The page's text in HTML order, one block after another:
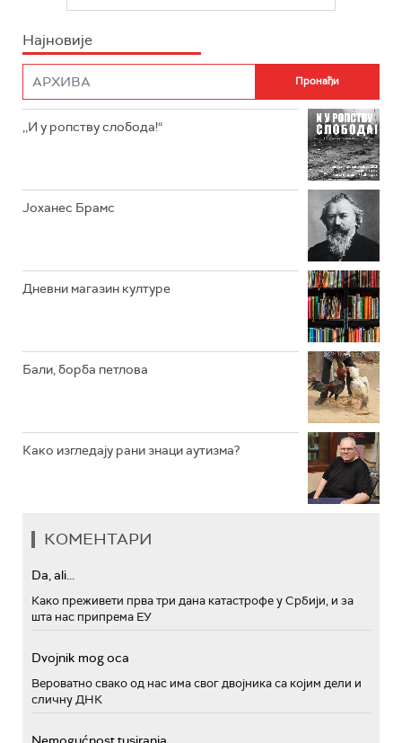
РАДИО РОКЕНРОЛЕР
РАДИО ЏЕЗЕР
ИНФО
Најновије
,,И у ропству слобода!“
Јоханес Брамс
Дневни магазин културе
Бали, борба петлова
Како изгледају рани знаци аутизма?
КОМЕНТАРИ
Da, ali...
Како преживети прва три дана катастрофе у Србији, и за
шта нас припрема ЕУ
Dvojnik mog oca
Вероватно свако од нас има свог двојника са којим дели и
сличну ДНК